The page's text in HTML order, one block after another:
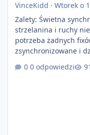
VinceKidd · Wtorek o
Zalety: Świetna
strzelanina i ruchy
potrzeba żadnych
zsynchronizowane i działa
+ solidny antycheat na
pisanie własnych
0 odpowiedzi